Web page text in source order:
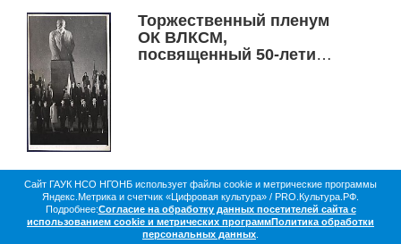
Торжественный пленум
ОК ВЛКСМ,
посвященный 50-летию
О библиотеке Коллекции
Цифровая жизнь
Документы в оцифровке
Статистика
Контакты
Партнёры
Сайт ГАУК НСО НГОНБ использует файлы cookie и метрические программы
Яндекс.Метрика и счетчик «Цифровая культура» / PRO.Культура.РФ.
Подробнее:Согласие на обработку данных посетителей сайта с
использованием cookie и метрических программПолитика обработки
персональных данных